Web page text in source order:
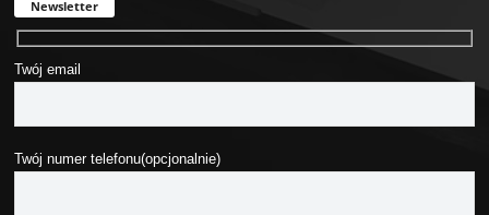
Newsletter
Twój email
Twój numer telefonu(opcjonalnie)